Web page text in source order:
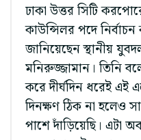
ঢাকা উত্তর সিটি
কাউন্সিলর পদে
জানিয়েছেন স্থানীয়
মনিরুজ্জামান। তিনি
করে দীর্ঘদিন ধরেই এই
দিনক্ষণ ঠিক না হলেও
পাশে দাঁড়িয়েছি। এটা